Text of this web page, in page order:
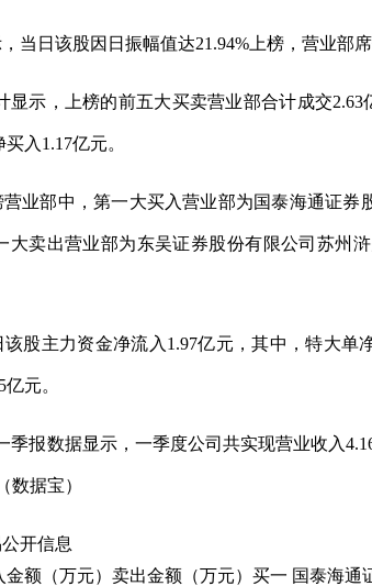
当日该股因日振幅值达21.94%上榜，营业部
显示，上榜的前五大买卖营业部合计成交
入1.17亿元。
业部中，第一大买入营业部为国泰海通证券
大卖出营业部为东吴证券股份有限公司苏州
股主力资金净流入1.97亿元，其中，特大单
元。
季报数据显示，一季度公司共实现营业收入
数据宝）
开信息
额（万元）卖出金额（万元）买一 国泰海通